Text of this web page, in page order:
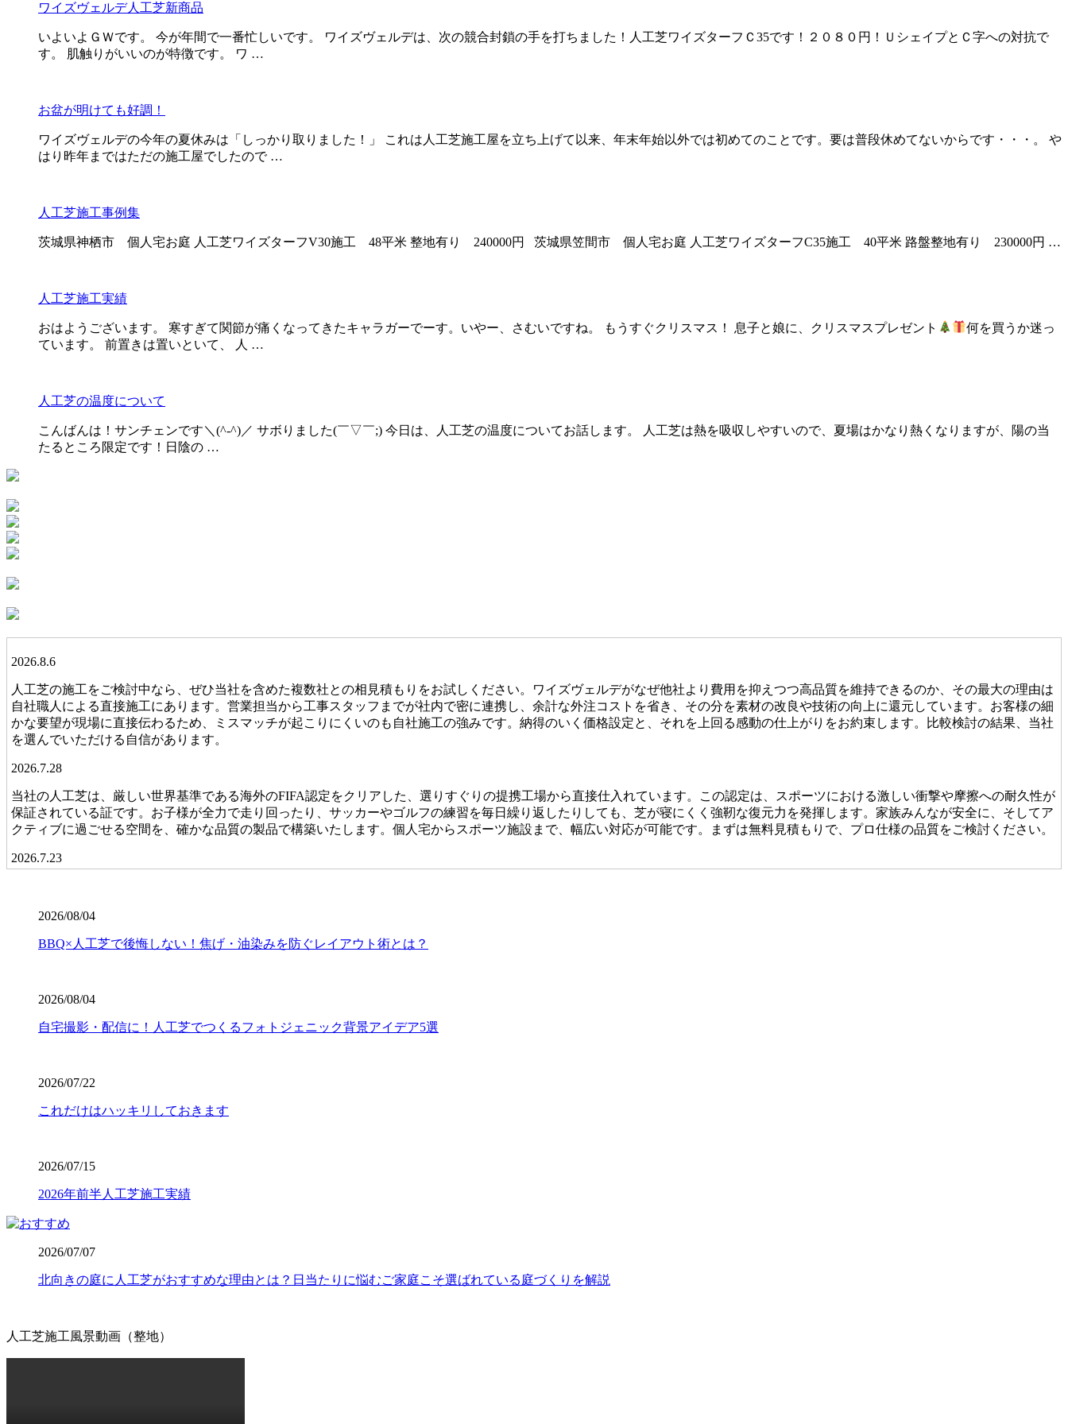
ワイズヴェルデ人工芝新商品
いよいよＧＷです。 今が年間で一番忙しいです。 ワイズヴェルデは、次の競合封鎖の手を打ちました！人工芝ワイズターフＣ35です！２０８０円！ＵシェイプとＣ字への対抗で
す。 肌触りがいいのが特徴です。 ワ …
お盆が明けても好調！
ワイズヴェルデの今年の夏休みは「しっかり取りました！」 これは人工芝施工屋を立ち上げて以来、年末年始以外では初めてのことです。要は普段休めてないからです・・・。 や
はり昨年まではただの施工屋でしたので …
人工芝施工事例集
茨城県神栖市 個人宅お庭 人工芝ワイズターフV30施工 48平米 整地有り 240000円 茨城県笠間市 個人宅お庭 人工芝ワイズターフC35施工 40平米 路盤整地有り 230000円 …
人工芝施工実績
おはようございます。 寒すぎて関節が痛くなってきたキャラガーでーす。いやー、さむいですね。 もうすぐクリスマス！ 息子と娘に、クリスマスプレゼント
何を買うか迷っ
ています。 前置きは置いといて、 人 …
人工芝の温度について
こんばんは！サンチェンです＼(^-^)／ サボりました(￣▽￣;) 今日は、人工芝の温度についてお話します。 人工芝は熱を吸収しやすいので、夏場はかなり熱くなりますが、陽の当
たるところ限定です！日陰の …
2026.8.6
人工芝の施工をご検討中なら、ぜひ当社を含めた複数社との相見積もりをお試しください。ワイズヴェルデがなぜ他社より費用を抑えつつ高品質を維持できるのか、その最大の理由は
自社職人による直接施工にあります。営業担当から工事スタッフまでが社内で密に連携し、余計な外注コストを省き、その分を素材の改良や技術の向上に還元しています。お客様の細
かな要望が現場に直接伝わるため、ミスマッチが起こりにくいのも自社施工の強みです。納得のいく価格設定と、それを上回る感動の仕上がりをお約束します。比較検討の結果、当社
を選んでいただける自信があります。
2026.7.28
当社の人工芝は、厳しい世界基準である海外のFIFA認定をクリアした、選りすぐりの提携工場から直接仕入れています。この認定は、スポーツにおける激しい衝撃や摩擦への耐久性が
保証されている証です。お子様が全力で走り回ったり、サッカーやゴルフの練習を毎日繰り返したりしても、芝が寝にくく強靭な復元力を発揮します。家族みんなが安全に、そしてア
クティブに過ごせる空間を、確かな品質の製品で構築いたします。個人宅からスポーツ施設まで、幅広い対応が可能です。まずは無料見積もりで、プロ仕様の品質をご検討ください。
2026.7.23
揃った、見ていて気持ちが良いほどのフラットな仕上がりは、多くのお客様から高い評価をいただいております。プロの職人魂が宿る仕上がりをご提案します。後悔しないお庭づくり
は、信頼できる施工店選びから始まります。
人工芝の寿命は一般的に5年から10年と言われていますが、ホームセンターなどの低価格すぎる製品は、紫外線による劣化で数年でボロボロになってしまうこともあります。その点、
ます。一度の工事で長く愛用していただきたいという思いから、私たちは耐久性の試験を繰り返しています。将来のメンテナンス費用まで見据えた賢いお庭づくりを、専門家の視点か
中間マージンを徹底的にカットし、高品質ながらリーズナブルな価格を実現しました。この独自流通経路があるからこそ、ワンランク上の製品を予算内で提供することが可能です。関
お庭でのバーベキューは家族や友人との格別なひとときですが、食べこぼしや油汚れが心配という方も多いでしょう。当社の人工芝なら、万が一汚れても中性洗剤とモップを使用し
て、ご家庭で簡単に拭き取ることができます。水洗いも可能なため、清潔な状態を長く保てます。ただし、素材の特性上、熱湯を直接かけたり火気を近づけすぎたりすることには注意
す。安心してアウトドアを楽しめるお庭作りを実現します。
2026.6.24
たり、定期的に芝刈り機を動かしたりする必要はありません。常に清潔で美しい状態を保つための簡単なコツについても、お引き渡し時に専門スタッフが丁寧にお伝えしております。
忙しい現代人にとって、お庭を「維持するための作業場」から「心からくつろげるリラックススペース」へ変えることは、生活の質を大きく向上させます。管理の負担を減らし、ゆと
りある時間をご提案いたします。
2026/08/04
BBQ×人工芝で後悔しない！焦げ・油染みを防ぐレイアウト術とは？
2026/08/04
自宅撮影・配信に！人工芝でつくるフォトジェニック背景アイデア5選
2026/07/22
これだけはハッキリしておきます
2026/07/15
2026年前半人工芝施工実績
2026/07/07
北向きの庭に人工芝がおすすめな理由とは？日当たりに悩むご家庭こそ選ばれている庭づくりを解説
人工芝施工風景動画（整地）